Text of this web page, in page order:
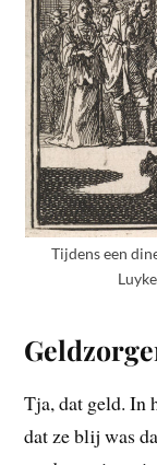
Tijdens een
Tja, dat geld. In
dat ze blij was